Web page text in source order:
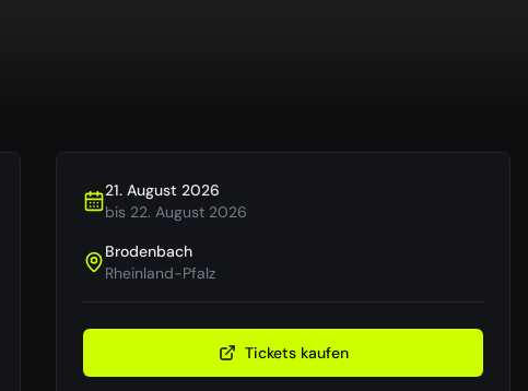
21. August 2026
bis 22. August 2026
Brodenbach
Rheinland-Pfalz
Tickets kaufen